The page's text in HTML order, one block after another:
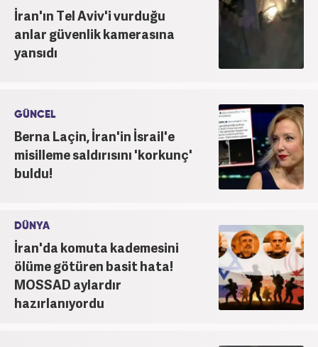
İran'ın Tel Aviv'i vurduğu
anlar güvenlik kamerasına
yansıdı
GÜNCEL
Berna Laçin, İran'in İsrail'e
misilleme saldırısını 'korkunç'
buldu!
DÜNYA
İran'da komuta kademesini
ölüme götüren basit hata!
MOSSAD aylardır
hazırlanıyordu